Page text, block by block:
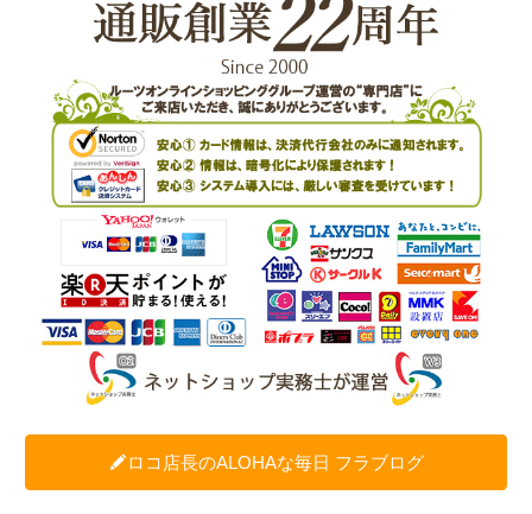
ロコ店長のALOHAな毎日 フラブログ